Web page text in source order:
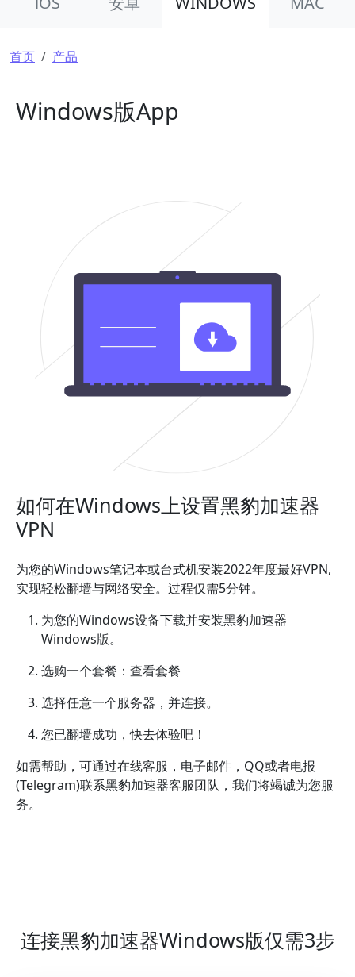
面包屑
首页 产品
Windows版App
如何在Windows上设置黑豹加速器
VPN
为您的Windows笔记本或台式机安装2022年度最好VPN,
实现轻松翻墙与网络安全。过程仅需5分钟。
为您的Windows设备下载并安装黑豹加速器
Windows版。
选购一个套餐：查看套餐
选择任意一个服务器，并连接。
您已翻墙成功，快去体验吧！
如需帮助，可通过在线客服，电子邮件，QQ或者电报
(Telegram)联系黑豹加速器客服团队，我们将竭诚为您服
务。
连接黑豹加速器Windows版仅需3步